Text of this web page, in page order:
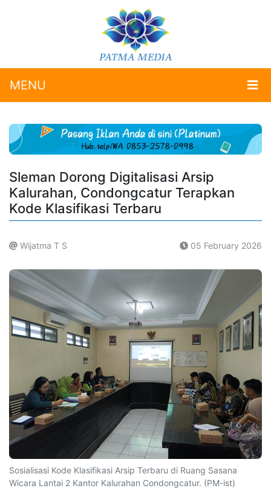
MENU
Sleman Dorong Digitalisasi Arsip
Kalurahan, Condongcatur Terapkan
Kode Klasifikasi Terbaru
Wijatma T S 05 February 2026
Sosialisasi Kode Klasifikasi Arsip Terbaru di Ruang Sasana
Wicara Lantai 2 Kantor Kalurahan Condongcatur. (PM-ist)